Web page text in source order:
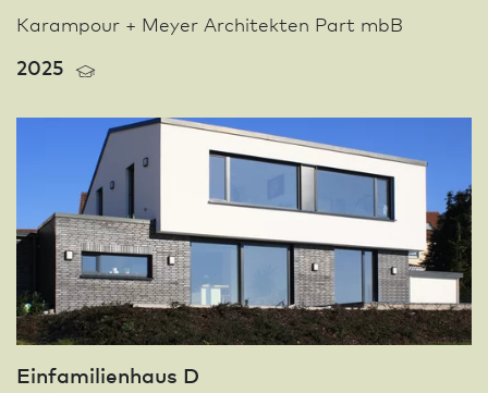
Karampour + Meyer Architekten Part mbB
2025
Einfamilienhaus D